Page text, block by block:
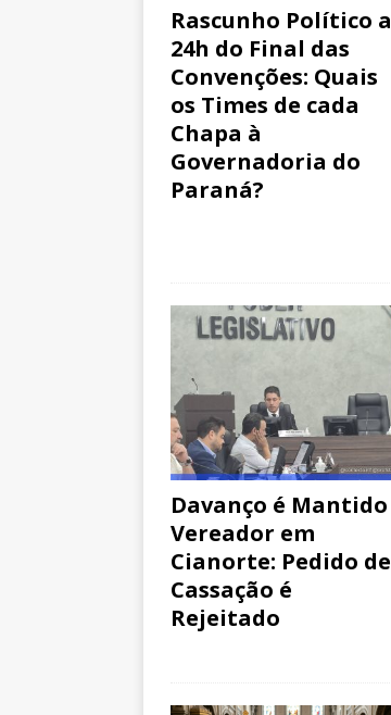
Rascunho Político a
24h do Final das
Convenções: Quais
os Times de cada
Chapa à
Governadoria do
Paraná?
Davanço é Mantido
Vereador em
Cianorte: Pedido de
Cassação é
Rejeitado